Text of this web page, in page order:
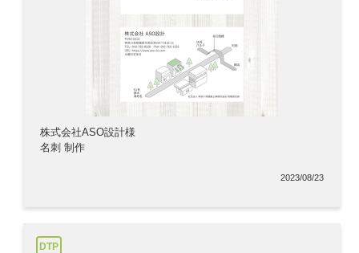
株式会社ASO設計様
名刺 制作
2023/08/23
DTP